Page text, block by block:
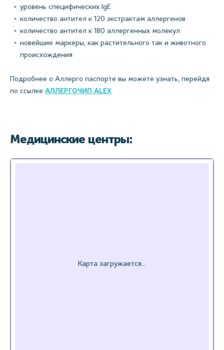
уровень специфических IgE
количество антител к 120 экстрактам аллергенов
количество антител к 180 аллергенных молекул
новейшие маркеры, как растительного так и животного
происхождения
Подробнее о Аллерго паспорте вы можете узнать, перейдя
по ссылке АЛЛЕРГОЧИП ALEX
Медицинские центры: